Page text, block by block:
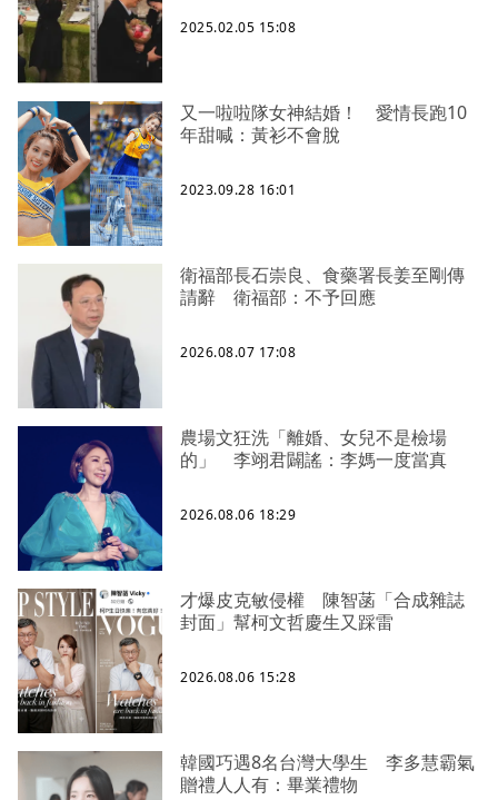
2025.02.05 15:08
又一啦啦隊女神結婚！ 愛情長跑10
年甜喊：黃衫不會脫
2023.09.28 16:01
衛福部長石崇良、食藥署長姜至剛傳
請辭 衛福部：不予回應
2026.08.07 17:08
農場文狂洗「離婚、女兒不是檢場
的」 李翊君闢謠：李媽一度當真
2026.08.06 18:29
才爆皮克敏侵權 陳智菡「合成雜誌
封面」幫柯文哲慶生又踩雷
2026.08.06 15:28
韓國巧遇8名台灣大學生 李多慧霸氣
贈禮人人有：畢業禮物